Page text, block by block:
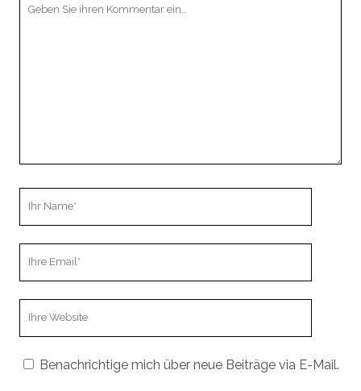
Benachrichtige mich über neue Beiträge via E-Mail.